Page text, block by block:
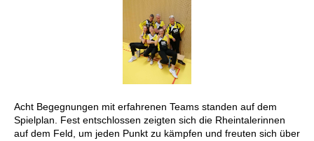
Acht Begegnungen mit erfahrenen Teams standen auf dem
Spielplan. Fest entschlossen zeigten sich die Rheintalerinnen
auf dem Feld, um jeden Punkt zu kämpfen und freuten sich über